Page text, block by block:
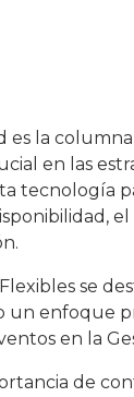
es la
en las
tecnología
se
un enfoque
en la
de